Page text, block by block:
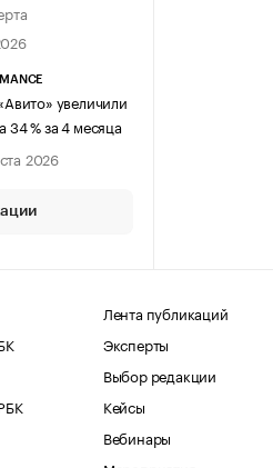
увеличили
% за 4 месяца
2026
Лента публикаций
Эксперты
Выбор редакции
Кейсы
Вебинары